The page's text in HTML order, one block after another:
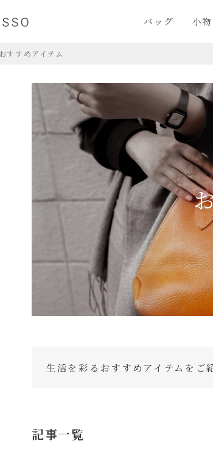
バッグ 小物
おすすめアイテム
生活を彩るおすすめアイテムをご
記事一覧